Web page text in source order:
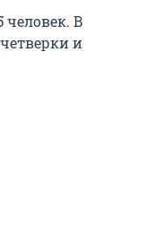
человек. В
и